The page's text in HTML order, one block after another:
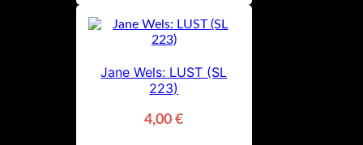
Jane Wels: LUST (SL
223)
4,00€